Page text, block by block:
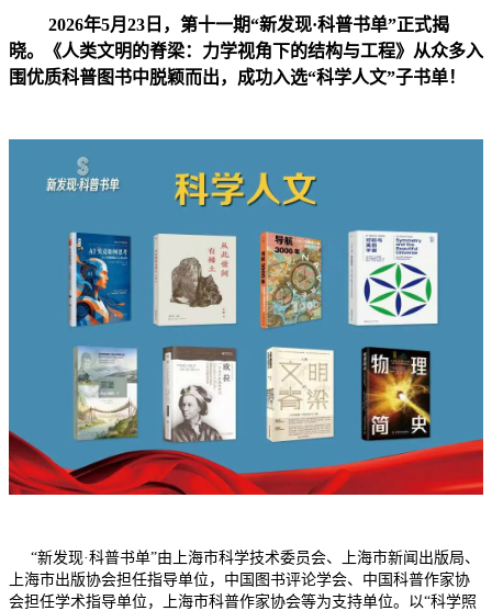
2026年5月23日，第十一期“新发现·科普书单”正式揭
晓。《人类文明的脊梁：力学视角下的结构与工程》从众多入
围优质科普图书中脱颖而出，成功入选“科学人文”子书单！
“新发现·科普书单”由上海市科学技术委员会、上海市新闻出版局、
上海市出版协会担任指导单位，中国图书评论学会、中国科普作家协
会担任学术指导单位，上海市科普作家协会等为支持单位。以“科学照